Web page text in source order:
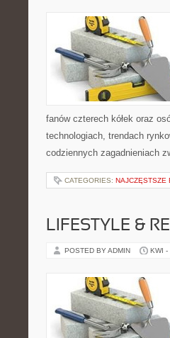
fanów czterech kółek oraz
technologiach, trendach
codziennych zagadnieniach
CATEGORIES: NAJCZĘSTSZE
LIFESTYLE &
POSTED BY ADMIN KWI -